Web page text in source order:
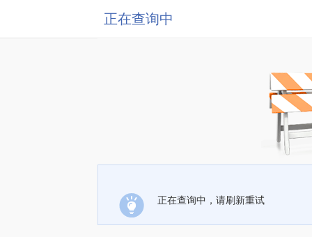
正在查询中
正在查询中，请刷新重试